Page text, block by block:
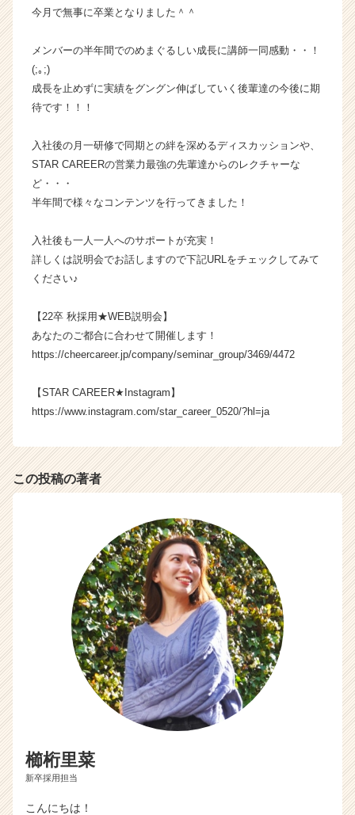
ス
ウ
届
活
サ
チ
キ
ャ
（C
e
e
C
a
今月で無事に卒業となりました＾＾
メンバーの半年間でのめまぐるしい成長に講師一同感動・・！
(;｡;)
成長を止めずに実績をグングン伸ばしていく後輩達の今後に期
待です！！！
入社後の月一研修で同期との絆を深めるディスカッションや、
STAR CAREERの営業力最強の先輩達からのレクチャーな
ど・・・
半年間で様々なコンテンツを行ってきました！
入社後も一人一人へのサポートが充実！
詳しくは説明会でお話しますので下記URLをチェックしてみて
ください♪
【22卒 秋採用★WEB説明会】
あなたのご都合に合わせて開催します！
https://cheercareer.jp/company/seminar_group/3469/4472
【STAR CAREER★Instagram】
https://www.instagram.com/star_career_0520/?hl=ja
この投稿の著者
櫛桁里菜
新卒採用担当
こんにちは！